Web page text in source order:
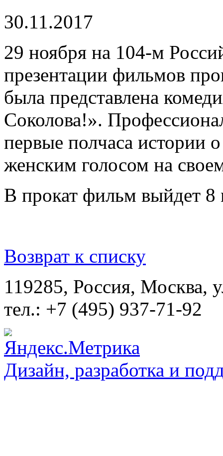
30.11.2017
29 ноября на 104-м
презентации фильмов
была представлена
Соколова!».
первые полчаса истории
женским голосом на
В прокат фильм выйдет 8
Возврат к списку
119285, Россия, Москва,
тел.: +7 (495) 937-71-92
Дизайн, разработка и